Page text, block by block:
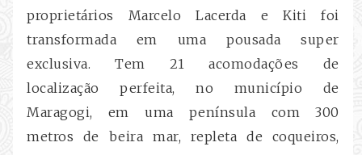
proprietários Marcelo Lacerda e Kiti foi
transformada em uma pousada super
exclusiva. Tem 21 acomodações de
localização perfeita, no município de
Maragogi, em uma península com 300
metros de beira mar, repleta de coqueiros,